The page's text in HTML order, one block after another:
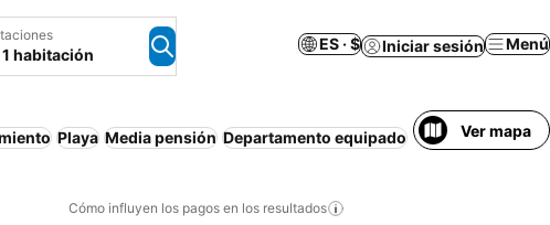
habitación
ES · $ Iniciar sesión Menú
Playa Media pensión Departamento equipado Cancelación
Ver mapa
Cómo influyen los pagos en los resultados